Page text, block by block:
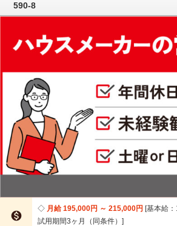
590-8

月給 195,000円 ～ 215,000円 基本給
試用期間3ヶ月（同条件）